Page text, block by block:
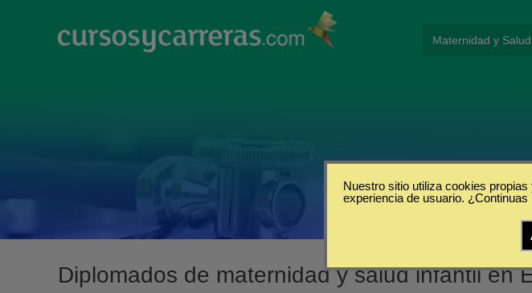
Diplomados de maternidad y salud infantil en
Nuestro sitio utiliza cookies
experiencia de usuario.